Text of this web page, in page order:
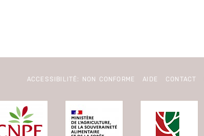
ACCESSIBILITÉ: NON CONFORME AIDE CONTACT